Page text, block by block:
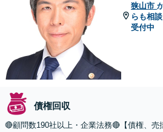
狭山市
らも相談
受付中
債権回収
🔴顧問数190社以上・企業法務🔴【債権、売